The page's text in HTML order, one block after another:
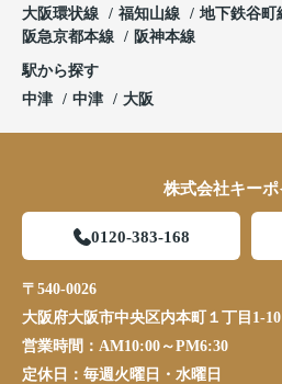
大阪環状線
福知山線 地下鉄谷町
阪急京都本線
阪神本線
駅から探す
中津
中津 大阪
株式会社キーポ
0120-383-168
〒540-0026
大阪府大阪市中央区内本町１丁目1-
営業時間： AM10:00～PM6:30
定休日： 毎週火曜日・水曜日